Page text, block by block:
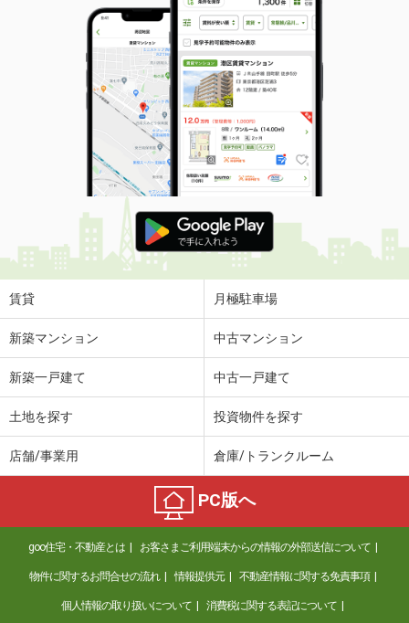
賃貸 月極駐車場
新築マンション 中古マンション
新築一戸建て 中古一戸建て
土地を探す 投資物件を探す
店舗/事業用 倉庫/トランクルーム
PC版へ
goo住宅・不動産とは お客さまご利用端末からの情報の外部送信について
物件に関するお問合せの流れ 情報提供元 不動産情報に関する免責事項
個人情報の取り扱いについて 消費税に関する表記について